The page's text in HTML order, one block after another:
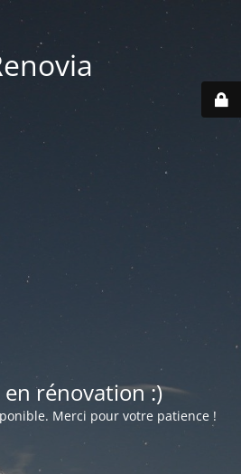
en rénovation :)
Merci pour votre patience !